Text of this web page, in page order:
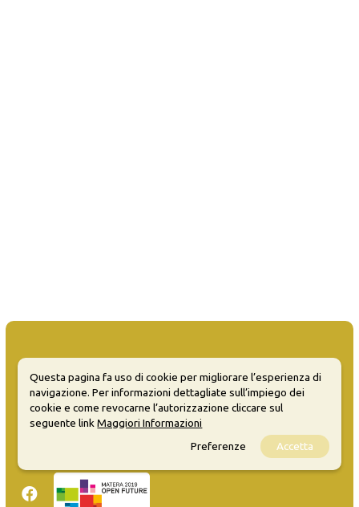
MATERA WELCOME EVENTS
Opendata
Questa pagina fa uso di cookie per migliorare l’esperienza di
navigazione. Per informazioni dettagliate sull’impiego dei
cookie e come revocarne l’autorizzazione cliccare sul
seguente linkMaggiori Informazioni
Preferenze
Accetta